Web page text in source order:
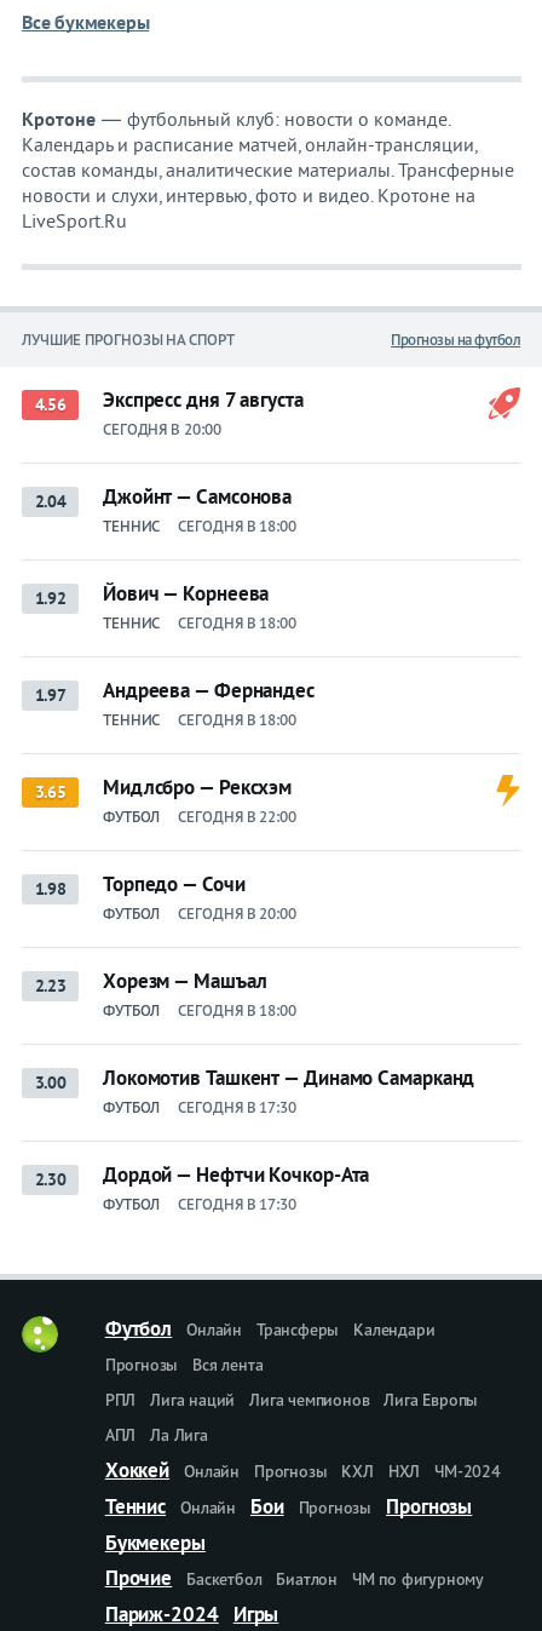
Все букмекеры
Кротоне— футбольный клуб: новости о команде.
Календарь и расписание матчей, онлайн-трансляции,
состав команды, аналитические материалы. Трансферные
новости и слухи, интервью, фото и видео. Кротоне на
LiveSport.Ru
ЛУЧШИЕ ПРОГНОЗЫ НА СПОРТ Прогнозы на футбол
4.56 Экспресс дня 7 августа
СЕГОДНЯ В 20:00
2.04 Джойнт — Самсонова
ТЕННИС СЕГОДНЯ В 18:00
1.92 Йович — Корнеева
ТЕННИС СЕГОДНЯ В 18:00
1.97 Андреева — Фернандес
ТЕННИС СЕГОДНЯ В 18:00
3.65 Мидлсбро — Рексхэм
ФУТБОЛ СЕГОДНЯ В 22:00
1.98 Торпедо — Сочи
ФУТБОЛ СЕГОДНЯ В 20:00
2.23 Хорезм — Машъал
ФУТБОЛ СЕГОДНЯ В 18:00
3.00 Локомотив Ташкент — Динамо Самарканд
ФУТБОЛ СЕГОДНЯ В 17:30
2.30 Дордой — Нефтчи Кочкор-Ата
ФУТБОЛ СЕГОДНЯ В 17:30
Футбол Онлайн Трансферы
Календари
Прогнозы
Вся лента
РПЛ
Лига наций Лига чемпионов
Лига Европы
АПЛ
Ла Лига
Хоккей Онлайн Прогнозы КХЛ НХЛ ЧМ-2024
Теннис Онлайн Бои Прогнозы
Прогнозы
Букмекеры
Прочие
Баскетбол Биатлон ЧМ по фигурному
Париж-2024 Игры